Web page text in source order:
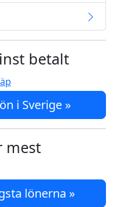
betalt
i Sverige »
mest
lönerna »